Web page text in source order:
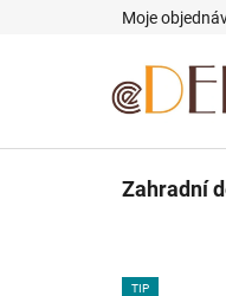
Moje
Zahradní
TIP